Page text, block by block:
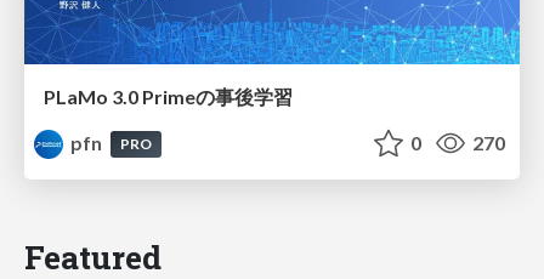
PLaMo 3.0 Primeの事後学習
pfn
PRO 0 270
Featured